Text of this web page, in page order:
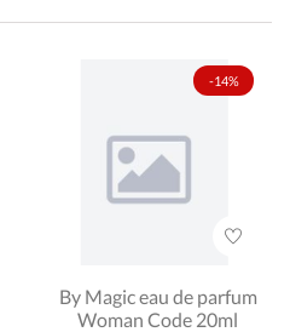
-14%
By Magic eau de parfum
Woman Code 20ml